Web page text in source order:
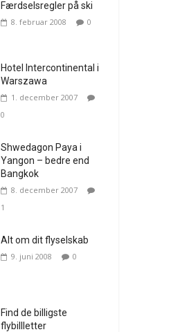
Færdselsregler på ski
8. februar 2008 0
Hotel Intercontinental i
Warszawa
1. december 2007
0
Shwedagon Paya i
Yangon – bedre end
Bangkok
8. december 2007
1
Alt om dit flyselskab
9. juni 2008 0
Find de billigste
flybillletter